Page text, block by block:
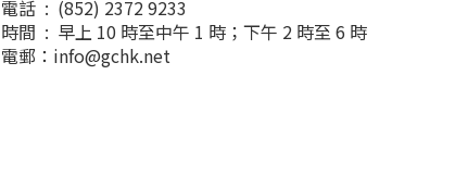
電話 : (852) 2372 9233
時間 : 早上 10 時至中午 1 時；下午 2 時至 6 時
電郵：info@gchk.net